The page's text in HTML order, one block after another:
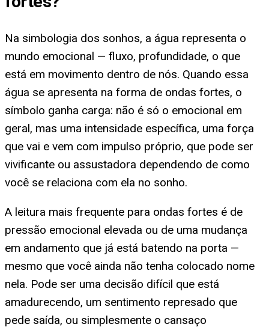
Na simbologia dos sonhos, a água representa o
mundo emocional — fluxo, profundidade, o que
está em movimento dentro de nós. Quando essa
água se apresenta na forma de ondas fortes, o
símbolo ganha carga: não é só o emocional em
geral, mas uma intensidade específica, uma força
que vai e vem com impulso próprio, que pode ser
vivificante ou assustadora dependendo de como
você se relaciona com ela no sonho.
A leitura mais frequente para ondas fortes é de
pressão emocional elevada ou de uma mudança
em andamento que já está batendo na porta —
mesmo que você ainda não tenha colocado nome
nela. Pode ser uma decisão difícil que está
amadurecendo, um sentimento represado que
pede saída, ou simplesmente o cansaço